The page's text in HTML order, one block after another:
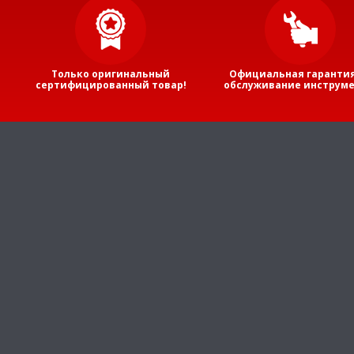
Только оригинальный
сертифицированный товар!
Официальная
обслуживание